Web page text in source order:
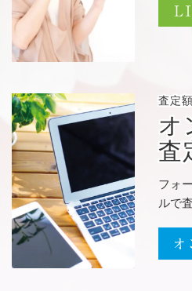
査定
オ
査
フォ
ルで